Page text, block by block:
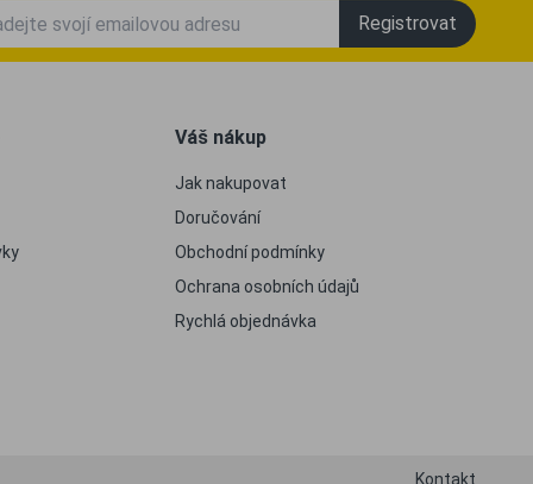
Registrovat
Váš nákup
Jak nakupovat
Doručování
Obchodní podmínky
Ochrana osobních údajů
Rychlá objednávka
Kontakt